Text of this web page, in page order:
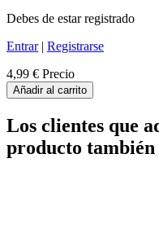
Debes de estar registrado
Entrar| Registrarse
4,99 € Precio
Añadir al carrito
Los clientes que
producto